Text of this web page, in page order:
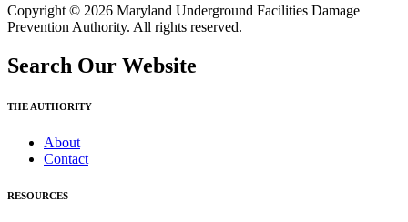
Copyright © 2026 Maryland Underground Facilities Damage
Prevention Authority. All rights reserved.
Search Our Website
THE AUTHORITY
About
Contact
RESOURCES